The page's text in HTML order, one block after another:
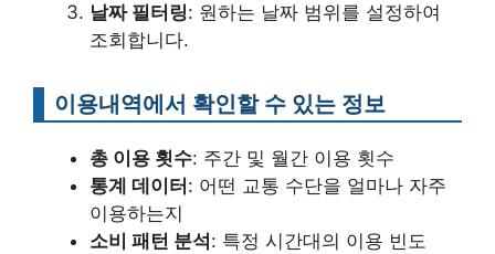
날짜 필터링: 원하는 날짜 범위를 설정하여
조회합니다.
이용내역에서 확인할 수 있는 정보
총 이용 횟수: 주간 및 월간 이용 횟수
통계 데이터 : 어떤 교통 수단을 얼마나 자주
이용하는지
소비 패턴 분석 : 특정 시간대의 이용 빈도